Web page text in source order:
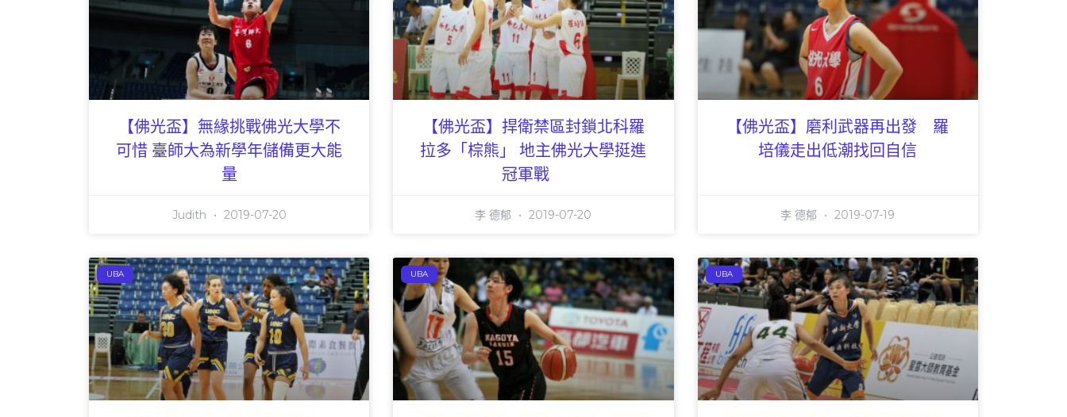
【佛光盃】無緣挑戰佛光大學不
可惜 臺師大為新學年儲備更大能
量
Judith 2019-07-20
【佛光盃】捍衛禁區封鎖北科羅
拉多「棕熊」 地主佛光大學挺進
冠軍戰
李 德郁 2019-07-20
【佛光盃】磨利武器再出發 羅
培儀走出低潮找回自信
李 德郁 2019-07-19
UBA UBA UBA